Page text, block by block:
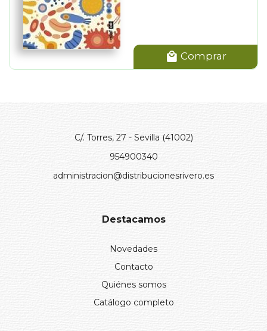
Comprar
C/. Torres, 27 - Sevilla (41002)
954900340
administracion@distribucionesrivero.es
Destacamos
Novedades
Contacto
Quiénes somos
Catálogo completo